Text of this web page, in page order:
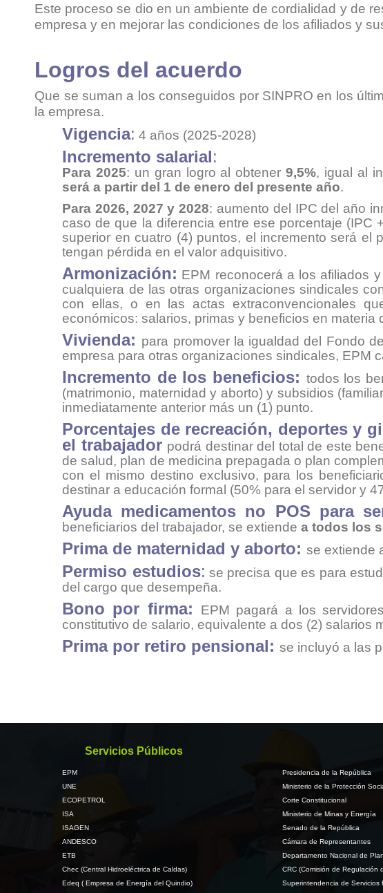
Este proceso se dio en un ambiente de cordialidad y de
empresa y en mejorar las condiciones de los afiliados y
Logros del acuerdo
Que se suman a los conseguidos por SINPRO en los
la empresa.
Vigencia: 4 años (2025-2028)
Incremento salarial:
Para 2025: un gran logro al obtener9,5%, igual al
será a partir del 1 de enero del presente año.
Para 2026, 2027 y 2028: aumento del IPC del año
caso de que la diferencia entre ese porcentaje
superior en cuatro (4) puntos, el incremento será el
tengan pérdida en el valor adquisitivo.
Armonización: EPM reconocerá a los afiliados
cualquiera de las otras organizaciones sindicales
con ellas, o en las actas extraconvencionales
económicos: salarios, primas y beneficios en
Vivienda: para promover la igualdad del Fondo
empresa para otras organizaciones sindicales, EPM
Incremento de los beneficios: todos los
(matrimonio, maternidad y aborto) y subsidios
inmediatamente anterior más un (1) punto.
Porcentajes de recreación, deportes y
el trabajador podrá destinar del total de este
de salud, plan de medicina prepagada o plan
con el mismo destino exclusivo, para los
destinar a educación formal (50% para el servidor y
Ayuda medicamentos no POS para
beneficiarios del trabajador, se extiendea todos los
Prima de maternidad y aborto:se extiende
Permiso estudios: se precisa que es para
del cargo que desempeña.
Bono por firma:
EPM pagará a los
constitutivo de salario, equivalente a dos (2) salarios
Prima por retiro pensional:se incluyó a las
Servicios Públicos
EPM
UNE
ECOPETROL
ISA
ISAGEN
ANDESCO
ETB
Chec (Central Hidroeléctrica de Caldas)
Edeq ( Empresa de Energía del Quindio)
Presidencia de la República
Ministerio de la Protección
Corte Constitucional
Ministerio de Minas y Energía
Senado de la República
Cámara de Representantes
Departamento Nacional de
CRC (Comisión de Regulación
Superintendencia de Servicios